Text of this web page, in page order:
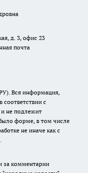
д. 3, офис 23
почта
Вся информация,
соответствии с
и не подлежит
форме, в том числе
не иначе как с
за комментарии